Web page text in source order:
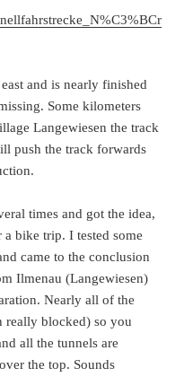
and is nearly finished
Some kilometers
Langewiesen the track
push the track forwards
times and got the idea,
bike trip. I tested some
came to the conclusion
Ilmenau (Langewiesen)
Nearly all of the
really blocked) so you
all the tunnels are
the top. Sounds